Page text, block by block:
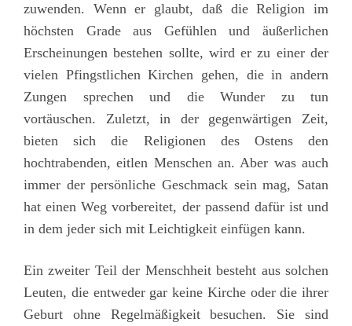
zuwenden. Wenn er glaubt, daß die Religion im
höchsten Grade aus Gefühlen und äußerlichen
Erscheinungen bestehen sollte, wird er zu einer der
vielen Pfingstlichen Kirchen gehen, die in andern
Zungen sprechen und die Wunder zu tun
vortäuschen. Zuletzt, in der gegenwärtigen Zeit,
bieten sich die Religionen des Ostens den
hochtrabenden, eitlen Menschen an. Aber was auch
immer der persönliche Geschmack sein mag, Satan
hat einen Weg vorbereitet, der passend dafür ist und
in dem jeder sich mit Leichtigkeit einfügen kann.
Ein zweiter Teil der Menschheit besteht aus solchen
Leuten, die entweder gar keine Kirche oder die ihrer
Geburt ohne Regelmäßigkeit besuchen. Sie sind